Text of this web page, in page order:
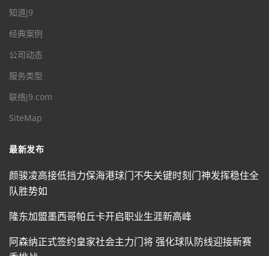
知道j9
经典案例
公司动态
服务类型
联络j9.com
SiteMap
最新发布
颜骏凌高接低挡力保海港球门不失关键时刻门神发挥稳住全
队胜势如
隆东加盟墨西哥帕丘卡开启职业生涯新高峰
阿森纳正式签约皇家社会主力门将 强化球队防线迎接新赛